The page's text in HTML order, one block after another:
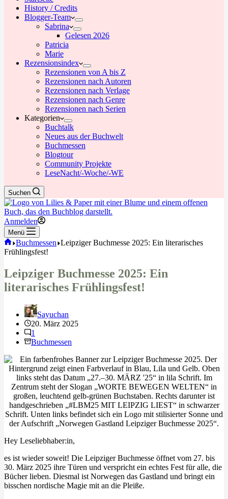
History / Credits
Blogger-Team
Sabrina
Gelesen 2026
Patricia
Marie
Rezensionsindex
Rezensionen von A bis Z
Rezensionen nach Autoren
Rezensionen nach Verlage
Rezensionen nach Genre
Rezensionen nach Serien
Kategorien
Buchtalk
Neues aus der Buchwelt
Buchmessen
Blogtour
Community Projekte
LeseNacht/-Woche/-WE
Suchen
Anmelden
Menü
Start
Buchmessen Leipziger Buchmesse 2025: Ein literarisches
Frühlingsfest!
Leipziger Buchmesse 2025: Ein
literarisches Frühlingsfest!
Sayuchan
20. März 2025
1
Buchmessen
Hey Leseliebhaber:in,
es ist wieder soweit! Die Leipziger Buchmesse öffnet vom 27. bis
30. März 2025 ihre Türen und verspricht ein echtes Fest für alle, die
Bücher lieben. Diesmal ist Norwegen das Gastland und bringt ein
bisschen nordische Magie mit an die Pleiße.